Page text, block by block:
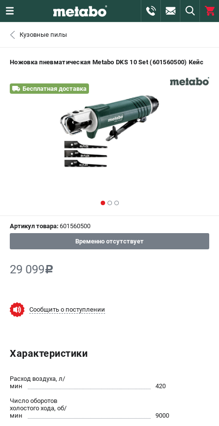
СЕРВИС
)
ВХОД ИЛИ РЕГИСТРАЦИЯ
ЗАКАЗАТЬ ЗАПЧАСТЬ
+7 (911) 360-06-14 | +7 (8112) 59-10-67
- ЗАКАЗ ЗАПЧАСТЕЙ
+7 (812) 407-39-48 - ЗАКАЗ ИЗДЕЛИЙ
0 ₽
Сервисный центр
ИНФОРМАЦИЯ
Контакты
Правила обмена и возврата
Кузовные пилы
Ножовка пневматическая Metabo DKS 10 Set (601560500) Кейс
Бесплатная доставка
Артикул товара: 601560500
Временно отсутствует
29 099c
Сообщить о поступлении
Характеристики
Расход воздуха, л/
мин
420
Число оборотов
холостого хода, об/
мин
9000